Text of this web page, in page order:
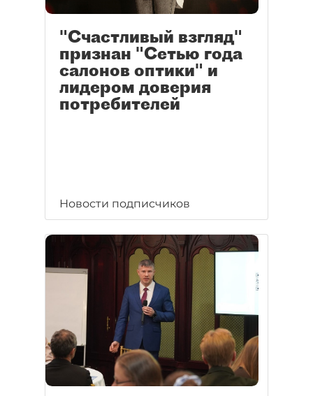
"Счастливый взгляд"
признан "Сетью года
салонов оптики" и
лидером доверия
потребителей
Новости подписчиков